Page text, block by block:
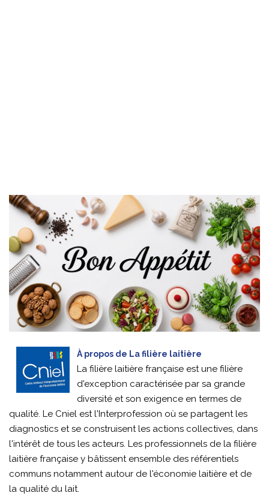
À propos de La filière laitière
La filière laitière française est une filière
d'exception caractérisée par sa grande
diversité et son exigence en termes de
qualité. Le Cniel est l'Interprofession où se partagent les
diagnostics et se construisent les actions collectives, dans
l'intérêt de tous les acteurs. Les professionnels de la filière
laitière française y bâtissent ensemble des référentiels
communs notamment autour de l'économie laitière et de
la qualité du lait.